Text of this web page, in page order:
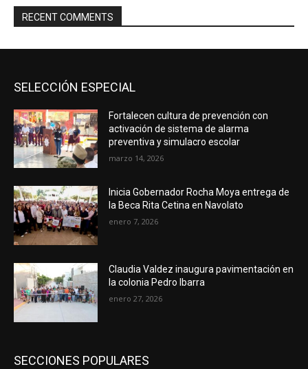
RECENT COMMENTS
SELECCIÓN ESPECIAL
Fortalecen cultura de prevención con
activación de sistema de alarma
preventiva y simulacro escolar
marzo 14, 2026
Inicia Gobernador Rocha Moya entrega de
la Beca Rita Cetina en Navolato
enero 7, 2026
Claudia Valdez inaugura pavimentación en
la colonia Pedro Ibarra
enero 27, 2026
SECCIONES POPULARES